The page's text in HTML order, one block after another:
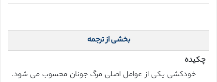
بخشی از ترجمه
چکیده
خودکشی یکی از عوامل اصلی مرگ جونان محسوب می شود.